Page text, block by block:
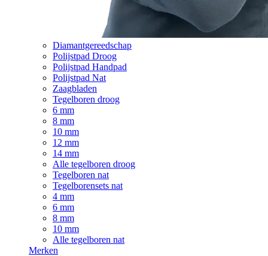
Diamantgereedschap
Polijstpad Droog
Polijstpad Handpad
Polijstpad Nat
Zaagbladen
Tegelboren droog
6 mm
8 mm
10 mm
12 mm
14 mm
Alle tegelboren droog
Tegelboren nat
Tegelborensets nat
4 mm
6 mm
8 mm
10 mm
Alle tegelboren nat
Merken